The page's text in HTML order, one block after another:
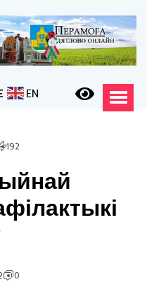
EN
192
0